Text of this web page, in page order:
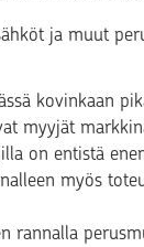
ja muut
kovinkaan
myyjät
on entistä
myös
rannalla